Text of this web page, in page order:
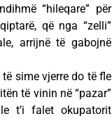
“hileqare” për
që nga “zelli”
arrijnë të gabojnë
të sime vjerre do të fle
të vinin në “pazar”
t’i falet okupatorit